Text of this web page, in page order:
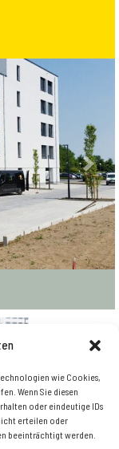
wie Cookies,
Wenn Sie diesen
oder eindeutige IDs
erteilen oder
beeinträchtigt werden.
Next